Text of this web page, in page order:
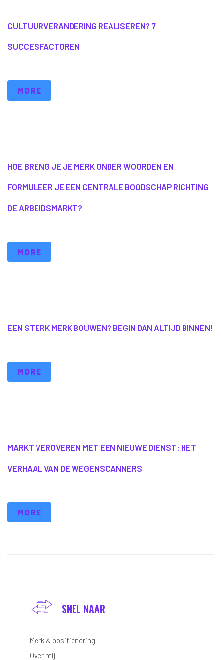
CULTUURVERANDERING REALISEREN? 7
SUCCESFACTOREN
MORE
HOE BRENG JE JE MERK ONDER WOORDEN EN
FORMULEER JE EEN CENTRALE BOODSCHAP RICHTING
DE ARBEIDSMARKT?
MORE
EEN STERK MERK BOUWEN? BEGIN DAN ALTIJD BINNEN!
MORE
MARKT VEROVEREN MET EEN NIEUWE DIENST: HET
VERHAAL VAN DE WEGENSCANNERS
MORE
SNEL NAAR
Merk & positionering
Over mij